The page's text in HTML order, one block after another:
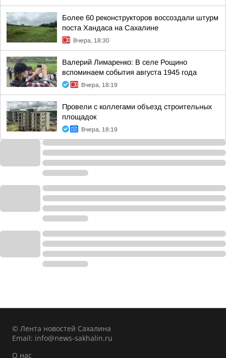
Более 60 реконструкторов воссоздали штурм
поста Хандаса на Сахалине
Вчера, 18:30
Валерий Лимаренко: В селе Рощино
вспоминаем события августа 1945 года
Вчера, 18:19
Провели с коллегами объезд строительных
площадок
Вчера, 18:19
© Лента новостей Сахалина
Email: info@news-sakhalin.ru
О нас